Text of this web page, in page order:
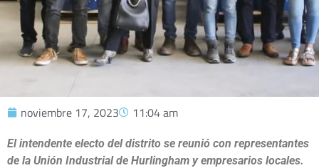
noviembre 17, 2023 11:04 am
El intendente electo del distrito se reunió con representantes
de la Unión Industrial de Hurlingham y empresarios locales.